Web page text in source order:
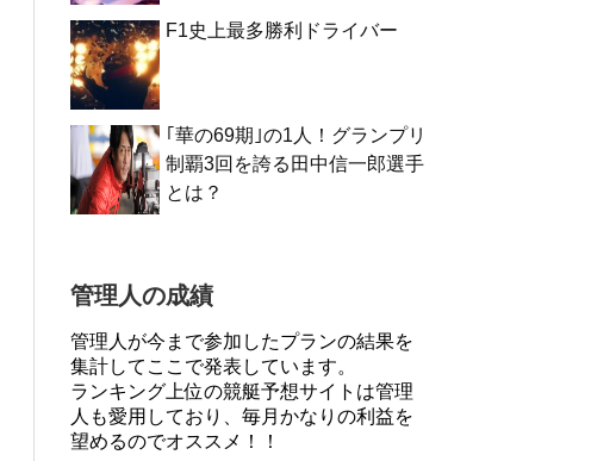
F1史上最多勝利ドライバー
｢華の69期｣の1人！グランプリ
制覇3回を誇る田中信一郎選手
とは？
管理人の成績
管理人が今まで参加したプランの結果を
集計してここで発表しています。
ランキング上位の競艇予想サイトは管理
人も愛用しており、毎月かなりの利益を
望めるのでオススメ！！